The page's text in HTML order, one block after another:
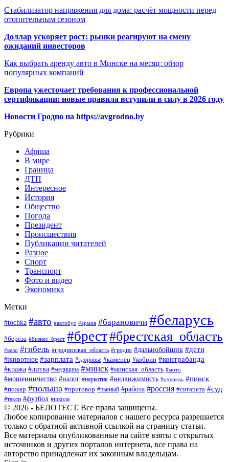
Стабилизатор напряжения для дома: расчёт мощности перед
отопительным сезоном
Доллар ускоряет рост: рынки реагируют на смену
ожиданий инвесторов
Как выбрать аренду авто в Минске на месяц: обзор
популярных компаний
Европа ужесточает требования к профессиональной
сертификации: новые правила вступили в силу в 2026 году
Новости Гродно на https://avgrodno.by
Рубрики
Афиша
В мире
Граница
ДТП
Интересное
История
Общество
Погода
Президент
Происшествия
Публикации читателей
Разное
Спорт
Транспорт
Фото и видео
Экономика
Метки
#tochka #авто #автобус #армия #барановичи #беларусь
#берёза #бизнес_брест #брест#брестская_область
#вело #гибель #гродненская_область #гродно #дальнобойщик #дети
#животное #зарплата #здоровье #каменец #кобрин #контрабанда
#кража #литва #медицина #минск #минская_область #мото
#мошенничество #налог #наркотик #недвижимость #очередь #пинск
#пожар #польша #приговор #пьяный #работа #россия #сигарета #суд
#такси #футбол #школа
© 2026 - БЕЛОТЕСТ. Все права защищены.
Любое копирование материалов с нашего ресурса разрешается
только с обратной активной ссылкой на страницу статьи.
Все материалы опубликованные на сайте взяты с открытых
источников и других порталов интернета, все права на
авторство принадлежат их законным владельцам.